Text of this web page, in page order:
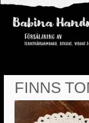
BONADER
FINNS